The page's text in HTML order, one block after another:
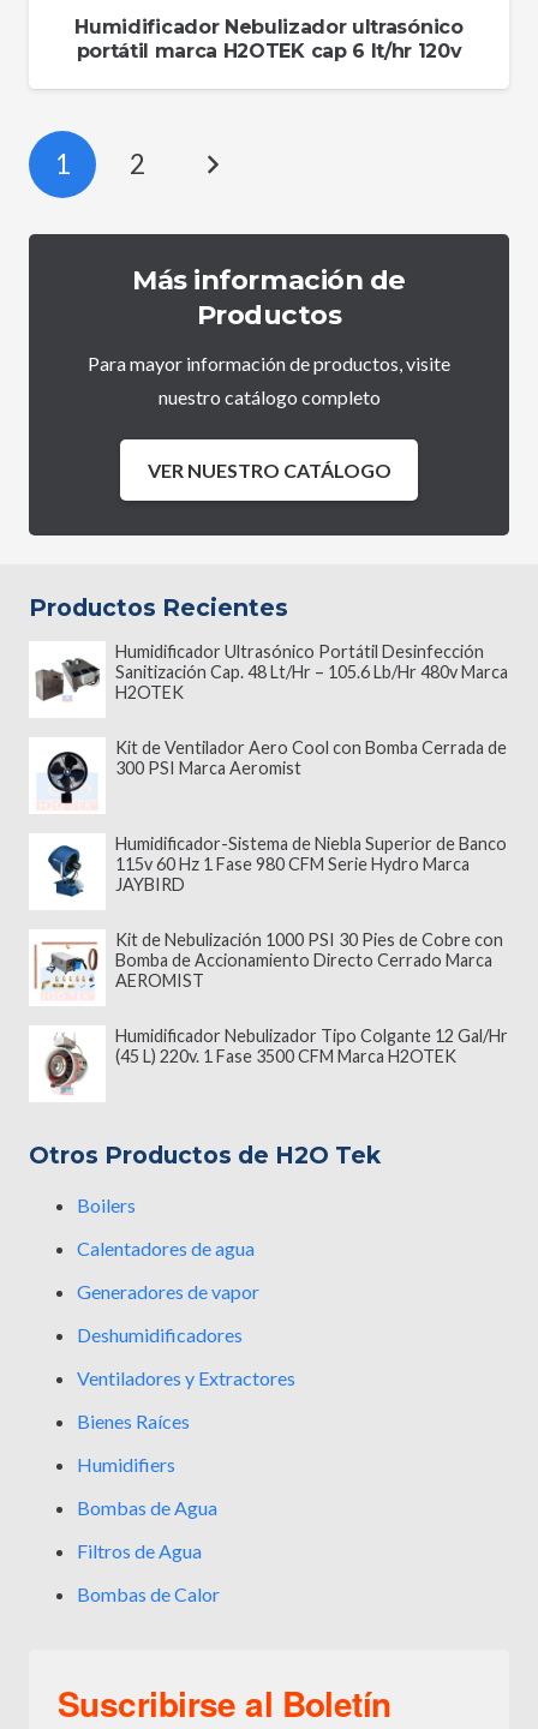
Humidificador Nebulizador ultrasónico
portátil marca H2OTEK cap 6 lt/hr 120v
1 2
Más información de
Productos
Para mayor información de productos, visite
nuestro catálogo completo
VER NUESTRO CATÁLOGO
Productos Recientes
Humidificador Ultrasónico Portátil Desinfección
Sanitización Cap. 48 Lt/Hr – 105.6 Lb/Hr 480v Marca
H2OTEK
Kit de Ventilador Aero Cool con Bomba Cerrada de
300 PSI Marca Aeromist
Humidificador-Sistema de Niebla Superior de Banco
115v 60 Hz 1 Fase 980 CFM Serie Hydro Marca
JAYBIRD
Kit de Nebulización 1000 PSI 30 Pies de Cobre con
Bomba de Accionamiento Directo Cerrado Marca
AEROMIST
Humidificador Nebulizador Tipo Colgante 12 Gal/Hr
(45 L) 220v. 1 Fase 3500 CFM Marca H2OTEK
Otros Productos de H2O Tek
Boilers
Calentadores de agua
Generadores de vapor
Deshumidificadores
Ventiladores y Extractores
Bienes Raíces
Humidifiers
Bombas de Agua
Filtros de Agua
Bombas de Calor
Suscribirse al Boletín